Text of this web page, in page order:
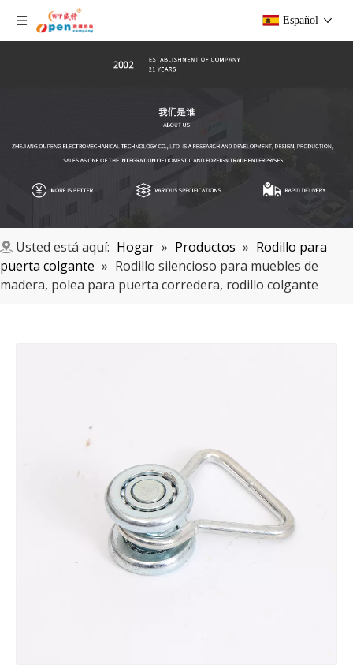
Español
Usted está aquí: Hogar » Productos » Rodillo para
puerta colgante » Rodillo silencioso para muebles de
madera, polea para puerta corredera, rodillo colgante